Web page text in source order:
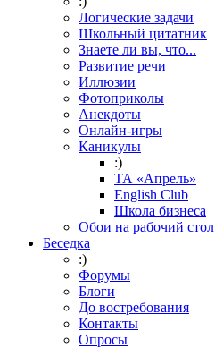
Логические задачи
Школьный цитатник
Знаете ли вы, что...
Развитие речи
Иллюзии
Фотоприколы
Анекдоты
Онлайн-игры
Каникулы
:)
ТА «Апрель»
English Club
Школа бизнеса
Обои на рабочий стол
Беседка
:)
Форумы
Блоги
До востребования
Контакты
Опросы